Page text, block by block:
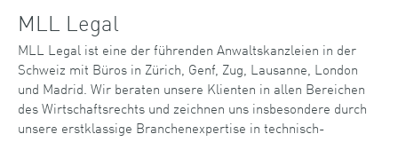
MLL Legal
MLL Legal ist eine der führenden Anwaltskanzleien in der
Schweiz mit Büros in Zürich, Genf, Zug, Lausanne, London
und Madrid. Wir beraten unsere Klienten in allen Bereichen
des Wirtschaftsrechts und zeichnen uns insbesondere durch
unsere erstklassige Branchenexpertise in technisch-